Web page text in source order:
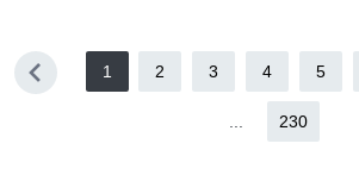
1 2 3 4 5
230